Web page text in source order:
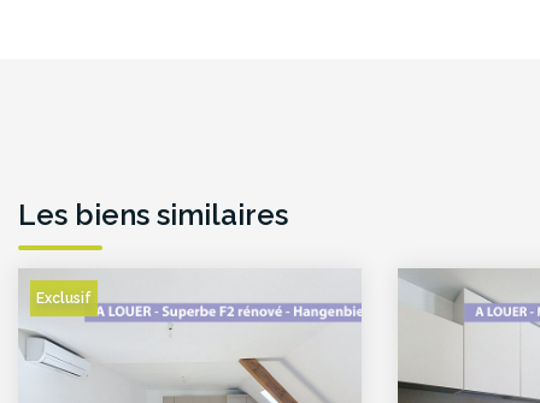
Les biens similaires
Exclusif